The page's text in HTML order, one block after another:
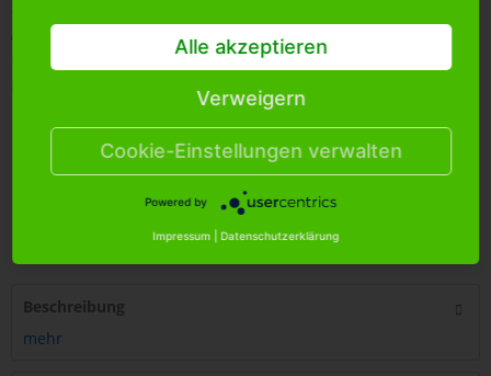
Artikel-Nr.:
936
96
250255 482427
Beschreibung
mehr
Alle akzeptieren
Verweigern
Cookie-Einstellungen verwalten
Powered by
Impressum Datenschutzerklärung